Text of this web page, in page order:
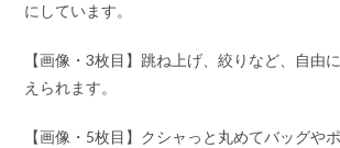
にしています。
【画像・3枚目】跳ね上げ、絞りなど、自由
えられます。
【画像・5枚目】クシャっと丸めてバッグや